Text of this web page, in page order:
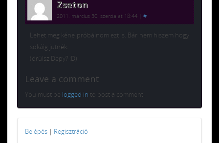
Zseton
2011. március 30. szerda at 18:44 #
Lehet meg kéne próbálnom ezt is. Bár nem hiszem hogy
sokáig jutnék.
(örülsz Depy? :D)
Leave a comment
You must be logged in to post a comment.
Belépés | Regisztráció